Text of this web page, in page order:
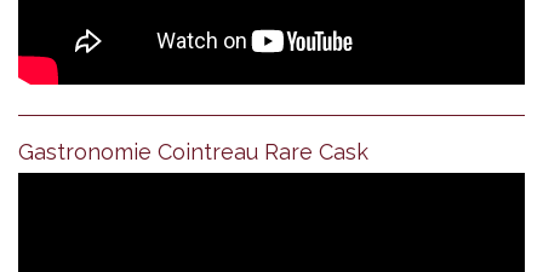
Gastronomie Cointreau Rare Cask